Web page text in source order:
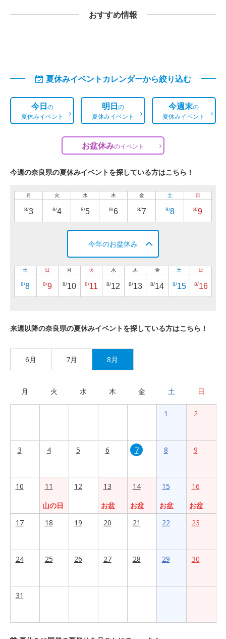
おすすめ情報
夏休みイベントカレンダーから絞り込む
今日の
夏休みイベント
明日の
夏休みイベント
今週末の
夏休みイベント
お盆休みのイベント
今週の奈良県の夏休みイベントを探している方はこちら！
月
8/3
火
8/4
水
8/5
木
8/6
金
8/7
土
8/8
日
8/9
今年のお盆休み
土
8/8
日
8/9
月
8/10
火
8/11
水
8/12
木
8/13
金
8/14
土
8/15
日
8/16
来週以降の奈良県の夏休みイベントを探している方はこちら！
6月 7月 8月
月 火 水 木 金 土 日
1 2
3 4 5 6 7 8 9
10
11
山の日
12
13
お盆
14
お盆
15
お盆
16
お盆
17
18 19 20 21 22 23
24 25 26 27 28 29 30
31